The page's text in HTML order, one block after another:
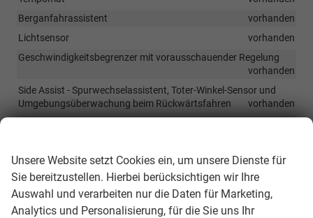
Berganfahrassistent
vorhanden
Lichtsensor
vorhanden
Geschwindigkeitsbegrenzer mit vorausschauender Regelung
vorhanden
Side Assist - Spurwechselassistent, Toter-Winkel-Sensor und
Umgebungsüberwachung beim Rückwärtsfahren
vorhanden
Außen
LED-Scheinwerfer
vorhanden
vorhanden
Unsere Website setzt Cookies ein, um unsere Dienste für
Sie bereitzustellen. Hierbei berücksichtigen wir Ihre
Auswahl und verarbeiten nur die Daten für Marketing,
Analytics und Personalisierung, für die Sie uns Ihr